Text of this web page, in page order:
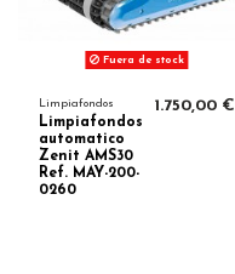
Fuera de stock
Limpiafondos
Limpiafondos
automatico
Zenit AMS30
Ref. MAY-200-
0260
1.750,00 €